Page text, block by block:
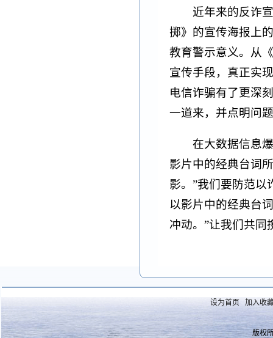
近年来的反诈
掷》的宣传海报上
教育警示意义。从
宣传手段，真正实
电信诈骗有了更深
一道来，并点明问
在大数据信息
影片中的经典台词
影。”我们要防范
以影片中的经典台
冲动。”让我们共同
设为首页 加入收
版权